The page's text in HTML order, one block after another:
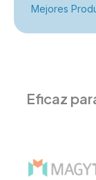
Mejores
Eficaz